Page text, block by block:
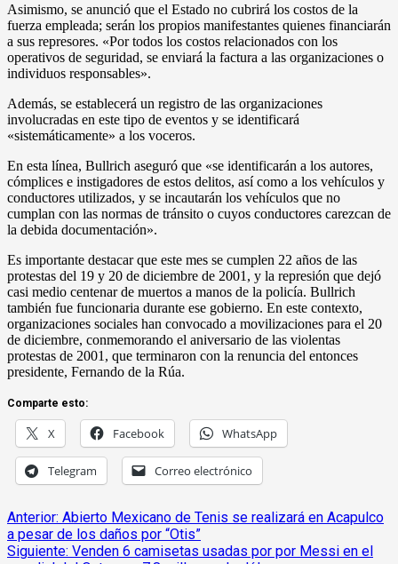
Asimismo, se anunció que el Estado no cubrirá los costos de la
fuerza empleada; serán los propios manifestantes quienes financiarán
a sus represores. «Por todos los costos relacionados con los
operativos de seguridad, se enviará la factura a las organizaciones o
individuos responsables».
Además, se establecerá un registro de las organizaciones
involucradas en este tipo de eventos y se identificará
«sistemáticamente» a los voceros.
En esta línea, Bullrich aseguró que «se identificarán a los autores,
cómplices e instigadores de estos delitos, así como a los vehículos y
conductores utilizados, y se incautarán los vehículos que no
cumplan con las normas de tránsito o cuyos conductores carezcan de
la debida documentación».
Es importante destacar que este mes se cumplen 22 años de las
protestas del 19 y 20 de diciembre de 2001, y la represión que dejó
casi medio centenar de muertos a manos de la policía. Bullrich
también fue funcionaria durante ese gobierno. En este contexto,
organizaciones sociales han convocado a movilizaciones para el 20
de diciembre, conmemorando el aniversario de las violentas
protestas de 2001, que terminaron con la renuncia del entonces
presidente, Fernando de la Rúa.
Comparte esto:
X Facebook WhatsApp
Telegram Correo electrónico
Navegación
de
Anterior: Abierto Mexicano de Tenis se realizará en Acapulco
a pesar de los daños por “Otis”
Siguiente: Venden 6 camisetas usadas por por Messi en el